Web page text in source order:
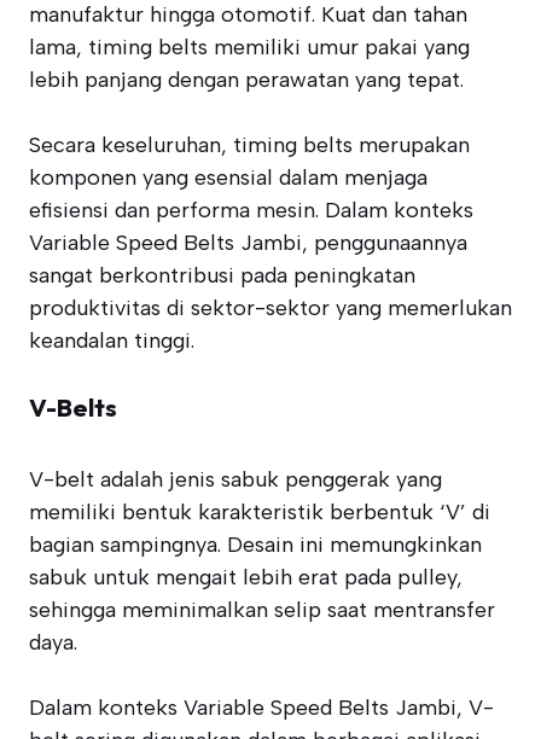
manufaktur hingga otomotif. Kuat dan tahan
lama, timing belts memiliki umur pakai yang
lebih panjang dengan perawatan yang tepat.
Secara keseluruhan, timing belts merupakan
komponen yang esensial dalam menjaga
efisiensi dan performa mesin. Dalam konteks
Variable Speed Belts Jambi, penggunaannya
sangat berkontribusi pada peningkatan
produktivitas di sektor-sektor yang memerlukan
keandalan tinggi.
V-Belts
V-belt adalah jenis sabuk penggerak yang
memiliki bentuk karakteristik berbentuk ‘V’ di
bagian sampingnya. Desain ini memungkinkan
sabuk untuk mengait lebih erat pada pulley,
sehingga meminimalkan selip saat mentransfer
daya.
Dalam konteks Variable Speed Belts Jambi, V-